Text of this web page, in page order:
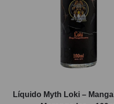
Líquido Myth Loki –